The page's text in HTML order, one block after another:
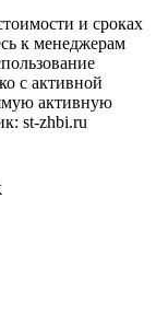
и сроках
к менеджерам
с активной
активную
st-zhbi.ru